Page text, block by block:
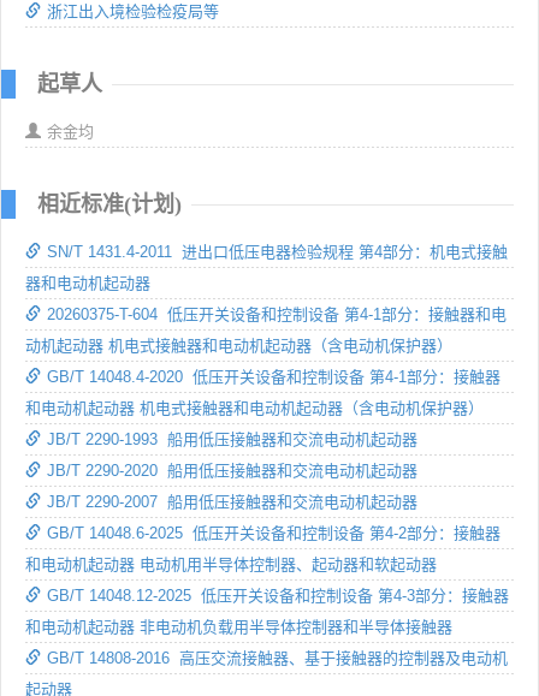
浙江出入境检验检疫局等
起草人
余金均
相近标准(计划)
SN/T 1431.4-2011 进出口低压电器检验规程 第4部分：机电式接触
器和电动机起动器
20260375-T-604 低压开关设备和控制设备 第4-1部分：接触器和电
动机起动器 机电式接触器和电动机起动器（含电动机保护器）
GB/T 14048.4-2020 低压开关设备和控制设备 第4-1部分：接触器
和电动机起动器 机电式接触器和电动机起动器（含电动机保护器）
JB/T 2290-1993 船用低压接触器和交流电动机起动器
JB/T 2290-2020 船用低压接触器和交流电动机起动器
JB/T 2290-2007 船用低压接触器和交流电动机起动器
GB/T 14048.6-2025 低压开关设备和控制设备 第4-2部分：接触器
和电动机起动器 电动机用半导体控制器、起动器和软起动器
GB/T 14048.12-2025 低压开关设备和控制设备 第4-3部分：接触器
和电动机起动器 非电动机负载用半导体控制器和半导体接触器
GB/T 14808-2016 高压交流接触器、基于接触器的控制器及电动机
起动器